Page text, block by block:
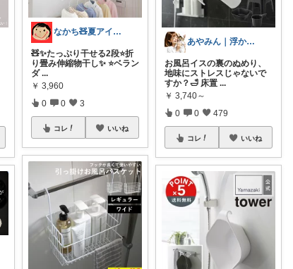
なかち🧸夏アイテム＆便利グッズ✨
🧸✨たっぷり干せる2段⭐️折
り畳み伸縮物干し✨ ⭐️ベラン
ダ ...
￥ 3,960
0 0 3
コレ いいね
あやみん｜浮かせる収納と快適生活
お風呂イスの裏のぬめり、
地味にストレスじゃないで
すか？🛁 床置 ...
￥ 3,740～
0 0 479
コレ いいね